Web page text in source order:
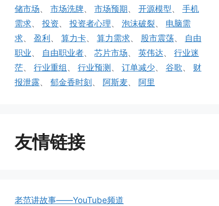
储市场、 市场洗牌、 市场预期、 开源模型、 手机
需求、 投资、 投资者心理、 泡沫破裂、 电脑需
求、 盈利 、 算力卡、 算力需求、 股市震荡、 自由
职业、 自由职业者、 芯片市场、 英伟达、 行业迷
茫、 行业重组 、 行业预测 、 订单减少、 谷歌、 财
报泄露、 郁金香时刻 、 阿斯麦、 阿里
友情链接
老范讲故事——YouTube频道